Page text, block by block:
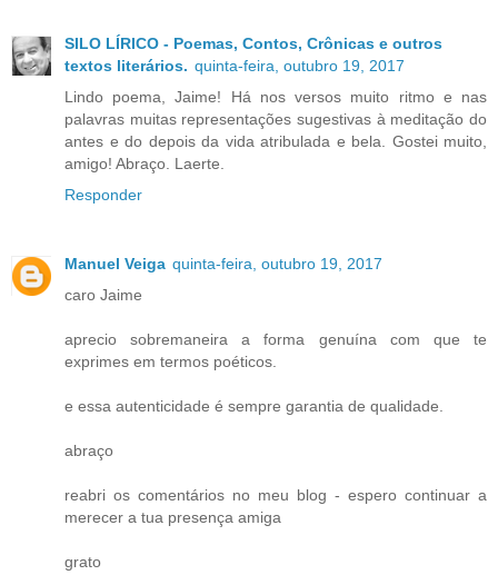
SILO LÍRICO - Poemas, Contos, Crônicas e outros
textos literários. quinta-feira, outubro 19, 2017
Lindo poema, Jaime! Há nos versos muito ritmo e nas
palavras muitas representações sugestivas à meditação do
antes e do depois da vida atribulada e bela. Gostei muito,
amigo! Abraço. Laerte.
Responder
Manuel Veiga quinta-feira, outubro 19, 2017
caro Jaime
aprecio sobremaneira a forma genuína com que te
exprimes em termos poéticos.
e essa autenticidade é sempre garantia de qualidade.
abraço
reabri os comentários no meu blog - espero continuar a
merecer a tua presença amiga
grato